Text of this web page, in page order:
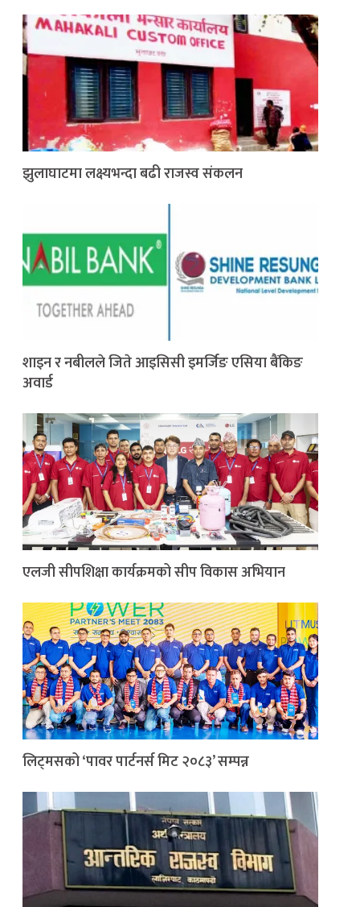
झुलाघाटमा लक्ष्यभन्दा बढी राजस्व संकलन
शाइन र नबीलले जिते आइसिसी इमर्जिङ एसिया बैंकिङ
अवार्ड
एलजी सीपशिक्षा कार्यक्रमको सीप विकास अभियान
लिट्मसको ‘पावर पार्टनर्स मिट २०८३’ सम्पन्न